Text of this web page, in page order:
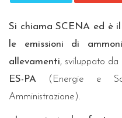
Si chiama SCENA ed è
le emissioni di
allevamenti, sviluppato da
ES-PA (Energie e
Amministrazione).